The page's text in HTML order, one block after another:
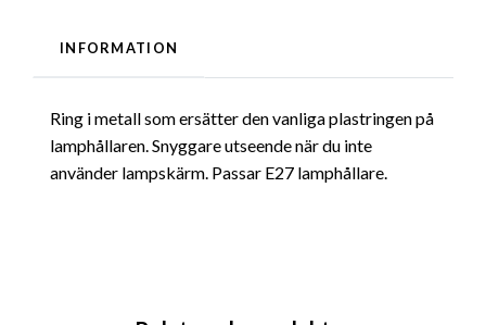
INFORMATION
Ring i metall som ersätter den vanliga plastringen på
lamphållaren. Snyggare utseende när du inte
använder lampskärm. Passar E27 lamphållare.